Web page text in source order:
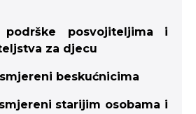
podrške posvojiteljima i
za djecu
beskućnicima
starijim osobama i